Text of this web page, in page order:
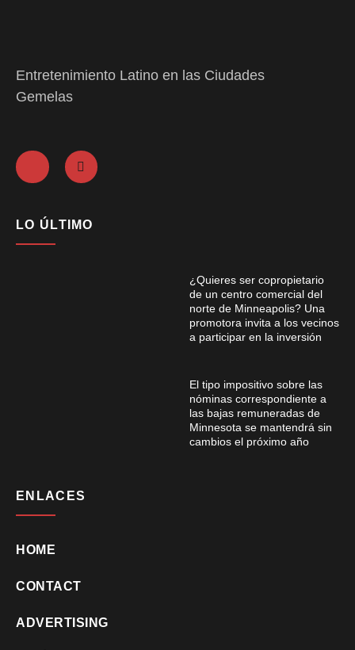
Entretenimiento Latino en las Ciudades
Gemelas
LO ÚLTIMO
¿Quieres ser copropietario
de un centro comercial del
norte de Minneapolis? Una
promotora invita a los vecinos
a participar en la inversión
El tipo impositivo sobre las
nóminas correspondiente a
las bajas remuneradas de
Minnesota se mantendrá sin
cambios el próximo año
ENLACES
HOME
CONTACT
ADVERTISING